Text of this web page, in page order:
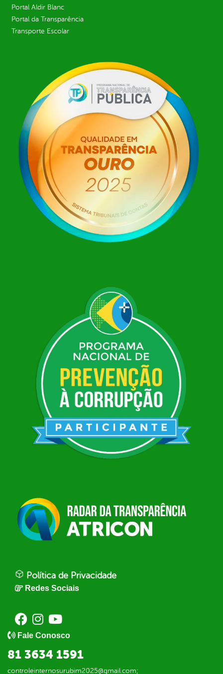
Portal Aldir Blanc
Portal da Transparência
Transporte Escolar
Política de Privacidade
Redes Sociais
Fale Conosco
81 3634 1591
controleinternosurubim2025@gmail.com;